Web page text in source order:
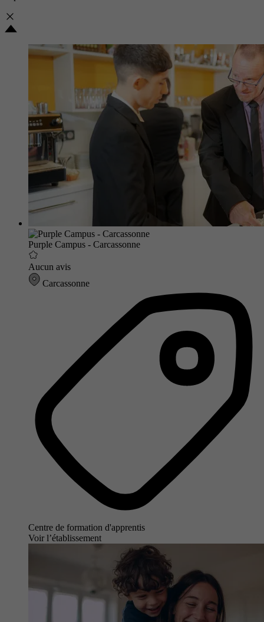
Purple Campus - Carcassonne
Aucun avis
Carcassonne
Centre de formation d'apprentis
Voir l’établissement